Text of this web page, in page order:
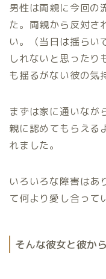
男性は両親に今回の
た。両親から反対さ
い。（当日は揺らい
しれないと思ったり
も揺るがない彼の気
まずは家に通いなが
親に認めてもらえる
れました。
いろいろな障害はあ
て何より愛し合って
そんな彼女と彼か